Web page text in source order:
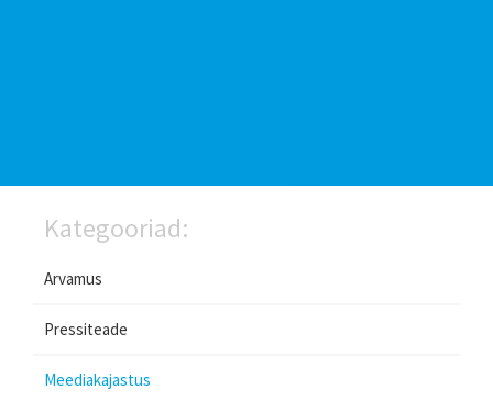
Kategooriad:
Arvamus
Pressiteade
Meediakajastus